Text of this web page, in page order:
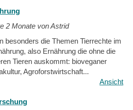
2 Monate von Astrid
besonders die Themen Tierrechte im
also Ernährung die ohne die
Tieren auskommt: bioveganer
Agroforstwirtschaft...
Ansicht